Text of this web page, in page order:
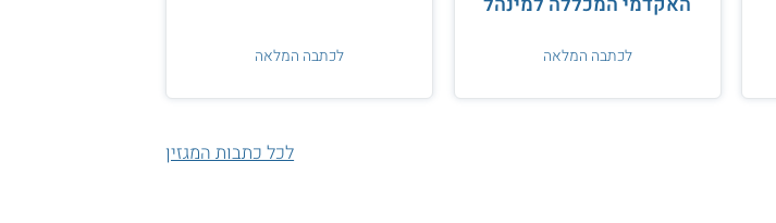
לכתבה המלאה לכתבה המלאה
לכל כתבות המגזין